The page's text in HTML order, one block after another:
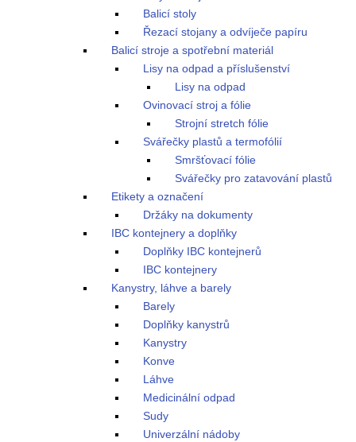
Balicí stoly
Řezací stojany a odvíječe papíru
Balicí stroje a spotřební materiál
Lisy na odpad a příslušenství
Lisy na odpad
Ovinovací stroj a fólie
Strojní stretch fólie
Svářečky plastů a termofólií
Smršťovací fólie
Svářečky pro zatavování plastů
Etikety a označení
Držáky na dokumenty
IBC kontejnery a doplňky
Doplňky IBC kontejnerů
IBC kontejnery
Kanystry, láhve a barely
Barely
Doplňky kanystrů
Kanystry
Konve
Láhve
Medicinální odpad
Sudy
Univerzální nádoby